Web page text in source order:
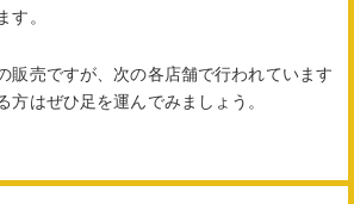
す。
販売ですが、次の各店舗で行われています
方はぜひ足を運んでみましょう。